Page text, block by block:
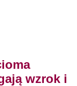
wzrok i